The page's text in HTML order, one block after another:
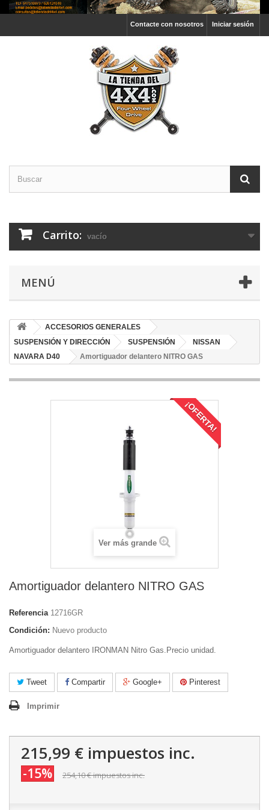
Iniciar sesión
Contacte con nosotros
Carrito: vacío
MENÚ
ACCESORIOS GENERALES
SUSPENSIÓN Y DIRECCIÓN
SUSPENSIÓN
NISSAN
NAVARA D40
Amortiguador delantero NITRO GAS
¡OFERTA!
Ver más grande
Amortiguador delantero NITRO GAS
Referencia 12716GR
Condición: Nuevo producto
Amortiguador delantero IRONMAN Nitro Gas.Precio unidad.
Tweet Compartir Google+ Pinterest
Imprimir
215,99 € impuestos inc.
-15% 254,10 €impuestos inc.